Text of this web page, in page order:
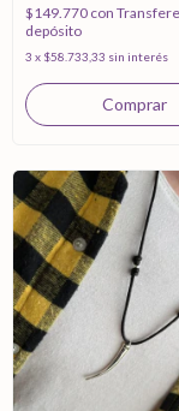
$149.770 con
depósito
3 x $58.733,33 sin interés